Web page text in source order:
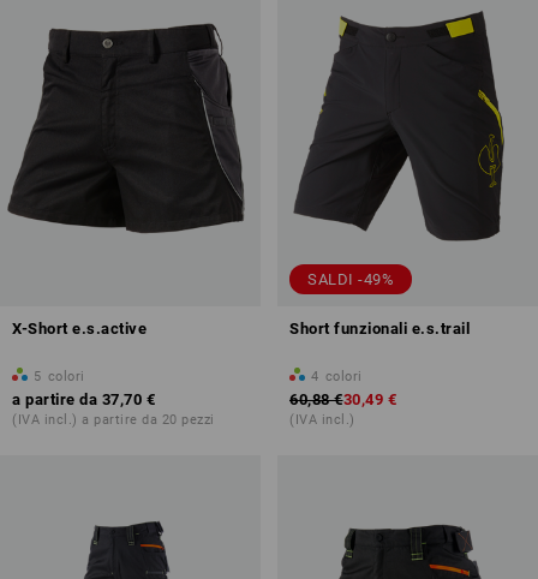
X-Short e.s.active
5 colori
a partire da 37,70 €
(IVA incl.) a partire da 20 pezzi
SALDI -49%
Short funzionali e.s.trail
4 colori
60,88 €30,49 €
(IVA incl.)